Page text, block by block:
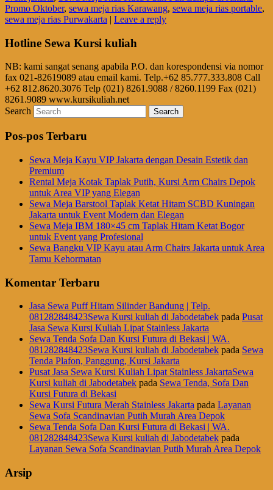
Promo Oktober, sewa meja rias Karawang, sewa meja rias portable,
sewa meja rias Purwakarta | Leave a reply
Hotline Sewa Kursi kuliah
NB: kami sangat senang apabila P.O. dan korespondensi via nomor
fax 021-82619089 atau email kami. Telp.+62 85.777.333.808 Call
+62 812.8620.3076 Telp (021) 8261.9088 / 8260.1199 Fax (021)
8261.9089 www.kursikuliah.net
Search
Pos-pos Terbaru
Sewa Meja Kayu VIP Jakarta dengan Desain Estetik dan
Premium
Rental Meja Kotak Taplak Putih, Kursi Arm Chairs Depok
untuk Area VIP yang Elegan
Sewa Meja Barstool Taplak Ketat Hitam SCBD Kuningan
Jakarta untuk Event Modern dan Elegan
Sewa Meja IBM 180×45 cm Taplak Hitam Ketat Bogor
untuk Event yang Profesional
Sewa Bangku VIP Kayu atau Arm Chairs Jakarta untuk Area
Tamu Kehormatan
Komentar Terbaru
Jasa Sewa Puff Hitam Silinder Bandung | Telp.
081282848423Sewa Kursi kuliah di Jabodetabek pada Pusat
Jasa Sewa Kursi Kuliah Lipat Stainless Jakarta
Sewa Tenda Sofa Dan Kursi Futura di Bekasi | WA.
081282848423Sewa Kursi kuliah di Jabodetabek pada Sewa
Tenda Plafon, Panggung, Kursi Jakarta
Pusat Jasa Sewa Kursi Kuliah Lipat Stainless JakartaSewa
Kursi kuliah di Jabodetabek pada Sewa Tenda, Sofa Dan
Kursi Futura di Bekasi
Sewa Kursi Futura Merah Stainless Jakarta pada Layanan
Sewa Sofa Scandinavian Putih Murah Area Depok
Sewa Tenda Sofa Dan Kursi Futura di Bekasi | WA.
081282848423Sewa Kursi kuliah di Jabodetabek pada
Layanan Sewa Sofa Scandinavian Putih Murah Area Depok
Arsip